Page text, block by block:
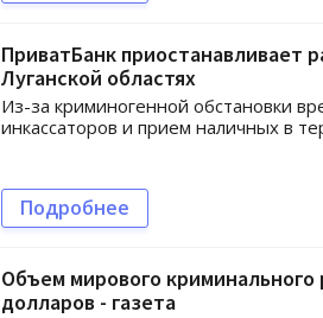
ПриватБанк приостанавливает
Луганской областях
Из-за криминогенной обстановки
инкассаторов и прием наличных в
Подробнее
Объем мирового
долларов - газета